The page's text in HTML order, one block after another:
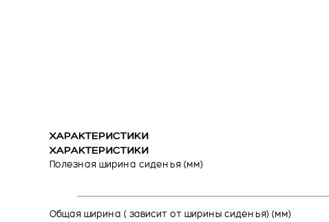
ХАРАКТЕРИСТИКИ
ХАРАКТЕРИСТИКИ
Полезная ширина сиденья (мм)
Общая ширина ( зависит от ширины сиденья) (мм)